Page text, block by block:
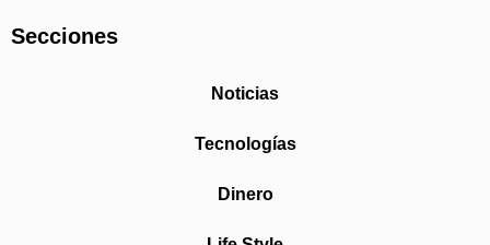
Secciones
Noticias
Tecnologías
Dinero